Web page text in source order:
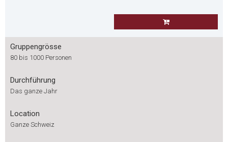
Gruppengrösse
80 bis 1000 Personen
Durchführung
Das ganze Jahr
Location
Ganze Schweiz